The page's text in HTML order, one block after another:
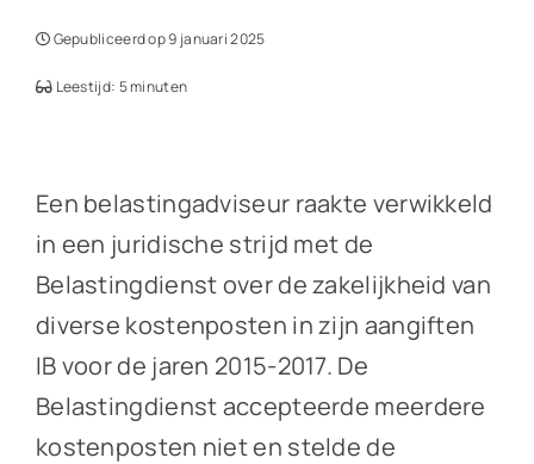
Gepubliceerd op 9 januari 2025
Leestijd: 5 minuten
Een belastingadviseur raakte verwikkeld
in een juridische strijd met de
Belastingdienst over de zakelijkheid van
diverse kostenposten in zijn aangiften
IB voor de jaren 2015-2017. De
Belastingdienst accepteerde meerdere
kostenposten niet en stelde de